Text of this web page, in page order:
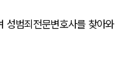
성범죄전문변호사를 찾아와